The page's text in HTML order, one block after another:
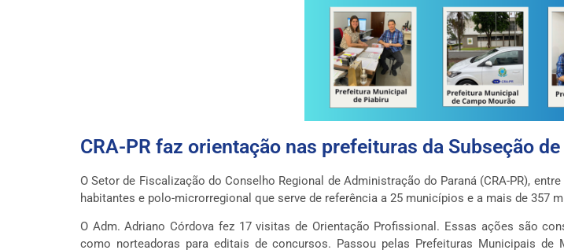
CRA-PR faz orientação nas prefeituras da Subseção
O Setor de Fiscalização do Conselho Regional de Administração do Paraná (CRA-PR),
habitantes e polo-microrregional que serve de referência a 25 municípios e a mais de 357
O Adm. Adriano Córdova fez 17 visitas de Orientação Profissional. Essas ações são
como norteadoras para editais de concursos. Passou pelas Prefeituras Municipais de